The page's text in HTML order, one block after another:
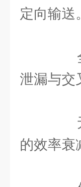
定向输送
全
泄漏与交
无
的效率衰